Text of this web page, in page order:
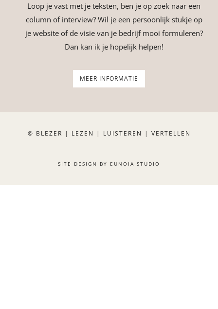
Loop je vast met je teksten, ben je op zoek naar een
column of interview? Wil je een persoonlijk stukje op
je website of de visie van je bedrijf mooi formuleren?
Dan kan ik je hopelijk helpen!
MEER INFORMATIE
© BLEZER | LEZEN | LUISTEREN | VERTELLEN
SITE DESIGN BY EUNOIA STUDIO